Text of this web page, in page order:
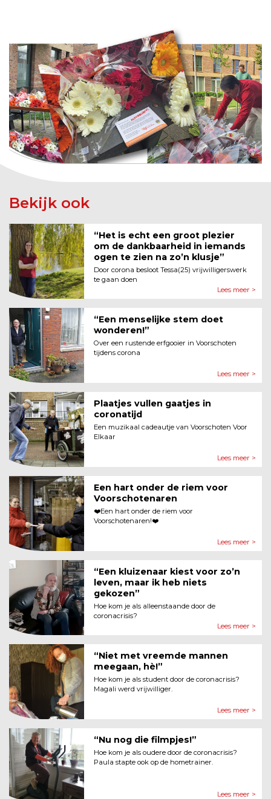
Bekijk ook
“Het is echt een groot plezier
om de dankbaarheid in iemands
ogen te zien na zo’n klusje”
Door corona besloot Tessa(25) vrijwilligerswerk
te gaan doen
Lees meer >
“Een menselijke stem doet
wonderen!”
Over een rustende erfgooier in Voorschoten
tijdens corona
Lees meer >
Plaatjes vullen gaatjes in
coronatijd
Een muzikaal cadeautje van Voorschoten Voor
Elkaar
Lees meer >
Een hart onder de riem voor
Voorschotenaren
❤️Een hart onder de riem voor
Voorschotenaren!❤️
Lees meer >
“Een kluizenaar kiest voor zo’n
leven, maar ik heb niets
gekozen”
Hoe kom je als alleenstaande door de
coronacrisis?
Lees meer >
“Niet met vreemde mannen
meegaan, hè!”
Hoe kom je als student door de coronacrisis?
Magali werd vrijwilliger.
Lees meer >
“Nu nog die filmpjes!”
Hoe kom je als oudere door de coronacrisis?
Paula stapte ook op de hometrainer.
Lees meer >